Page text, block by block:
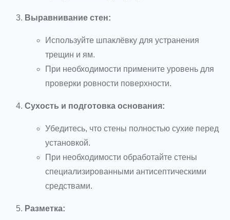
Выравнивание стен:
Используйте шпаклёвку для устранения
трещин и ям.
При необходимости примените уровень для
проверки ровности поверхности.
Сухость и подготовка основания:
Убедитесь, что стены полностью сухие перед
установкой.
При необходимости обработайте стены
специализированными антисептическими
средствами.
Разметка: